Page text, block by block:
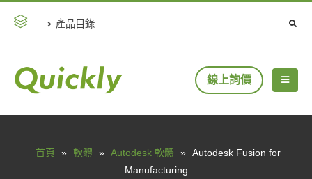
產品目錄
線上詢價
首頁 » 軟體 » Autodesk 軟體 » Autodesk Fusion for
Manufacturing